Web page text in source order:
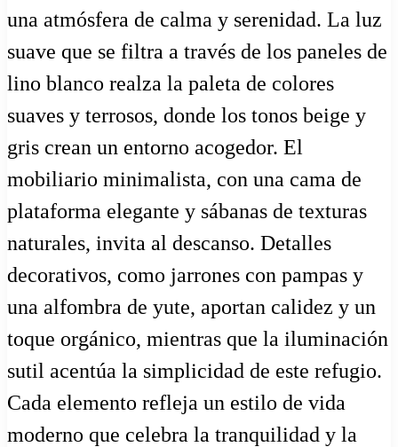
una atmósfera de calma y serenidad. La luz
suave que se filtra a través de los paneles de
lino blanco realza la paleta de colores
suaves y terrosos, donde los tonos beige y
gris crean un entorno acogedor. El
mobiliario minimalista, con una cama de
plataforma elegante y sábanas de texturas
naturales, invita al descanso. Detalles
decorativos, como jarrones con pampas y
una alfombra de yute, aportan calidez y un
toque orgánico, mientras que la iluminación
sutil acentúa la simplicidad de este refugio.
Cada elemento refleja un estilo de vida
moderno que celebra la tranquilidad y la